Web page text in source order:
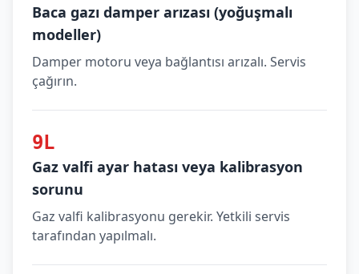
Baca gazı damper arızası (yoğuşmalı
modeller)
Damper motoru veya bağlantısı arızalı. Servis
çağırın.
9L
Gaz valfi ayar hatası veya kalibrasyon
sorunu
Gaz valfi kalibrasyonu gerekir. Yetkili servis
tarafından yapılmalı.